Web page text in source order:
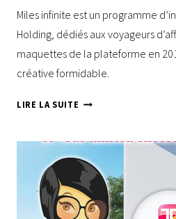
Miles infinite est un programme
Holding, dédiés aux voyageurs
maquettes de la plateforme en
créative formidable.
LIRE LA SUITE MILES